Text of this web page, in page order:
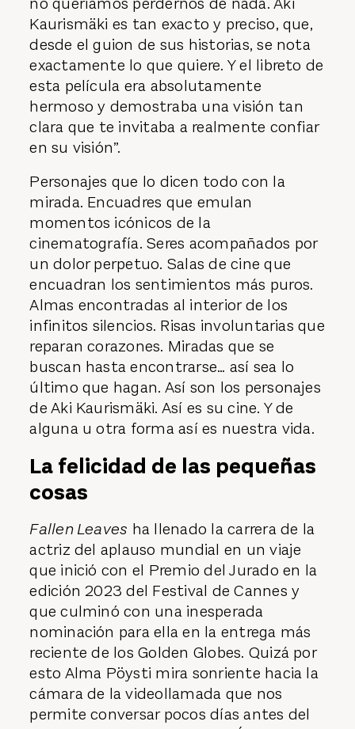
Kaurismäki es tan exacto y preciso, que,
desde el guion de sus historias, se nota
exactamente lo que quiere. Y el libreto de
esta película era absolutamente
hermoso y demostraba una visión tan
clara que te invitaba a realmente confiar
en su visión”.
Personajes que lo dicen todo con la
mirada. Encuadres que emulan
momentos icónicos de la
cinematografía. Seres acompañados por
un dolor perpetuo. Salas de cine que
encuadran los sentimientos más puros.
Almas encontradas al interior de los
infinitos silencios. Risas involuntarias que
reparan corazones. Miradas que se
buscan hasta encontrarse… así sea lo
último que hagan. Así son los personajes
de Aki Kaurismäki. Así es su cine. Y de
alguna u otra forma así es nuestra vida.
La felicidad de las pequeñas
cosas
Fallen Leaves ha llenado la carrera de la
actriz del aplauso mundial en un viaje
que inició con el Premio del Jurado en la
edición 2023 del Festival de Cannes y
que culminó con una inesperada
nominación para ella en la entrega más
reciente de los Golden Globes. Quizá por
esto Alma Pöysti mira sonriente hacia la
cámara de la videollamada que nos
permite conversar pocos días antes del